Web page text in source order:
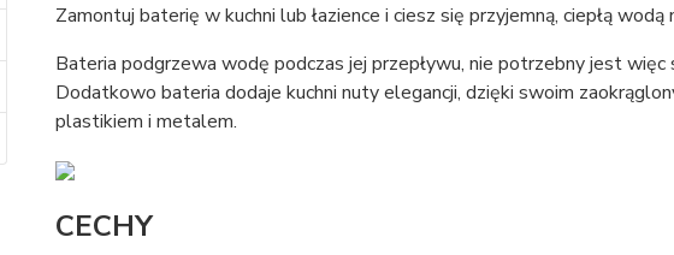
Zamontuj baterię w kuchni lub łazience i ciesz się przyjemną, ciepłą wodą
Bateria podgrzewa wodę podczas jej przepływu, nie potrzebny jest
Dodatkowo bateria dodaje kuchni nuty elegancji, dzięki swoim
plastikiem i metalem.
CECHY